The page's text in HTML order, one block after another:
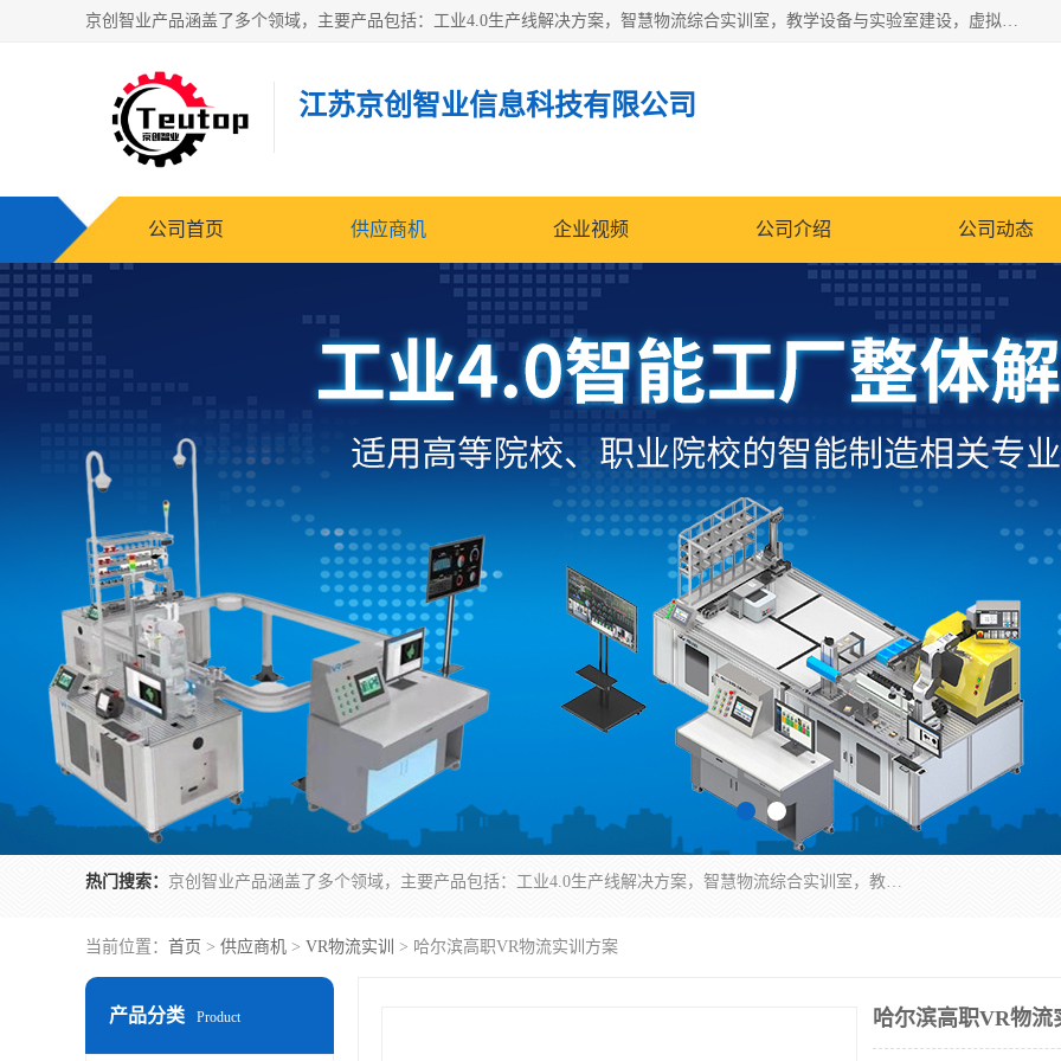
京创智业产品涵盖了多个领域，主要产品包括：工业4.0生产线解决方案，智慧物流综合实训室，教学设备与实验室建设，虚拟仿真实验室等。公司将秉持“创新、执着、诚信、共赢”的理念，以“将服务当作使命”为核心价值观，致力于为客户创造价值，与客户、合作伙伴和员工共同成长。
江苏京创智业信息科技有限公司
公司首页 供应商机 企业视频 公司介绍 公司动态
热门搜索： 京创智业产品涵盖了多个领域，主要产品包括：工业4.0生产线解决方案，智慧物流综合实训室，教学设备与实验室建设，虚拟仿真实验室等。公司将秉持“创新、执着、诚信、共赢”的理念，以“将服务当作使命”为核心价值观，致力于为客户创造价值，与客户、合作伙伴和员工共同成长。
当前位置： 首页 > 供应商机 > VR物流实训 > 哈尔滨高职VR物流实训方案
产品分类 Product 哈尔滨高职VR物流